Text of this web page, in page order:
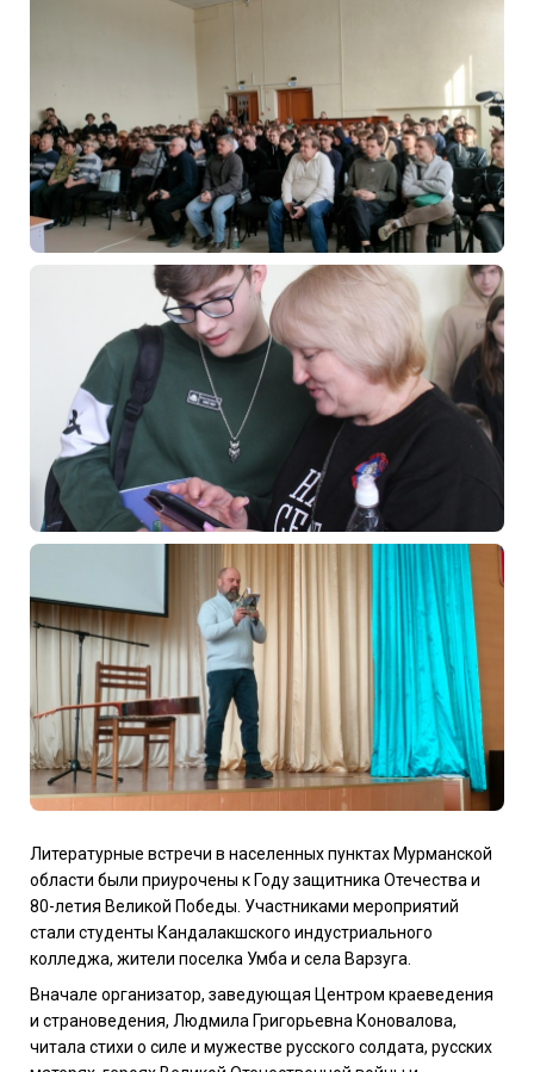
Литературные встречи в населенных пунктах Мурманской
области были приурочены к Году защитника Отечества и
80-летия Великой Победы. Участниками мероприятий
стали студенты Кандалакшского индустриального
колледжа, жители поселка Умба и села Варзуга.
Вначале организатор, заведующая Центром краеведения
и страноведения, Людмила Григорьевна Коновалова,
читала стихи о силе и мужестве русского солдата, русских